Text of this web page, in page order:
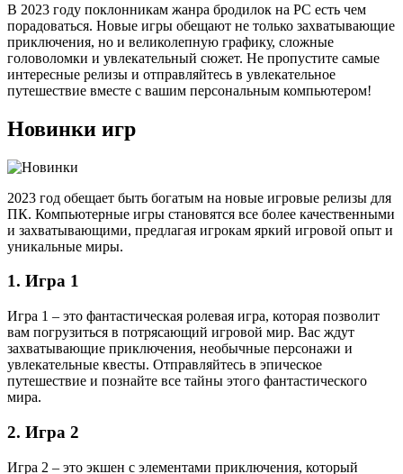
В 2023 году поклонникам жанра бродилок на PC есть чем
порадоваться. Новые игры обещают не только захватывающие
приключения, но и великолепную графику, сложные
головоломки и увлекательный сюжет. Не пропустите самые
интересные релизы и отправляйтесь в увлекательное
путешествие вместе с вашим персональным компьютером!
Новинки игр
2023 год обещает быть богатым на новые игровые релизы для
ПК. Компьютерные игры становятся все более качественными
и захватывающими, предлагая игрокам яркий игровой опыт и
уникальные миры.
1. Игра 1
Игра 1 – это фантастическая ролевая игра, которая позволит
вам погрузиться в потрясающий игровой мир. Вас ждут
захватывающие приключения, необычные персонажи и
увлекательные квесты. Отправляйтесь в эпическое
путешествие и познайте все тайны этого фантастического
мира.
2. Игра 2
Игра 2 – это экшен с элементами приключения, который